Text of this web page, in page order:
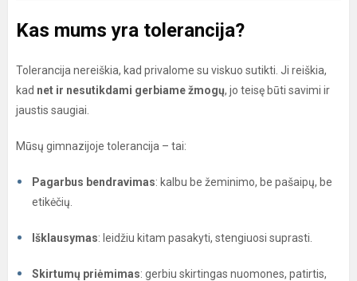
Kas mums yra tolerancija?
Tolerancija nereiškia, kad privalome su viskuo sutikti. Ji reiškia,
kad net ir nesutikdami gerbiame žmogų, jo teisę būti savimi ir
jaustis saugiai.
Mūsų gimnazijoje tolerancija – tai:
Pagarbus bendravimas: kalbu be žeminimo, be pašaipų, be
etikėčių.
Išklausymas: leidžiu kitam pasakyti, stengiuosi suprasti.
Skirtumų priėmimas: gerbiu skirtingas nuomones, patirtis,